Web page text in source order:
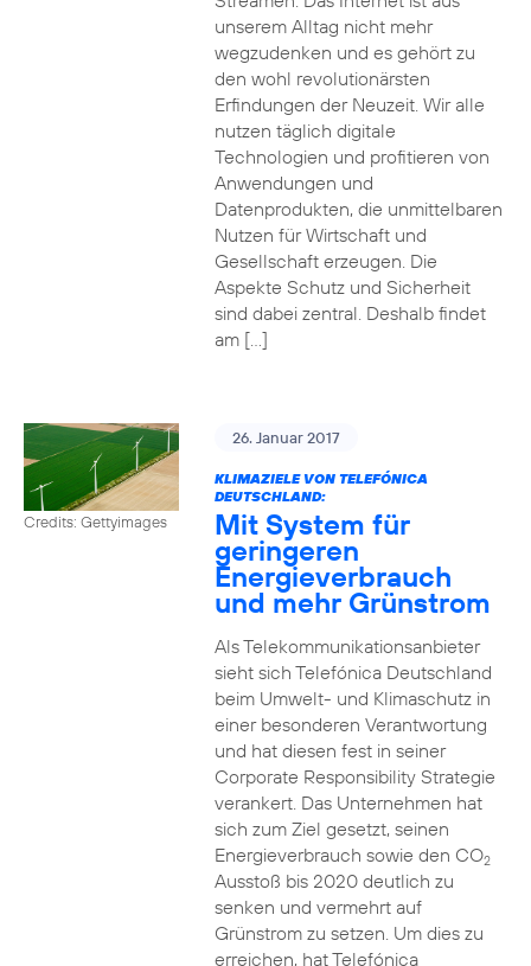
unserem Alltag nicht mehr
wegzudenken und es gehört zu
den wohl revolutionärsten
Erfindungen der Neuzeit. Wir alle
nutzen täglich digitale
Technologien und profitieren von
Anwendungen und
Datenprodukten, die unmittelbaren
Nutzen für Wirtschaft und
Gesellschaft erzeugen. Die
Aspekte Schutz und Sicherheit
sind dabei zentral. Deshalb findet
am […]
Credits: Gettyimages
26. Januar 2017
KLIMAZIELE VON TELEFÓNICA
DEUTSCHLAND:
Mit System für
geringeren
Energieverbrauch
und mehr Grünstrom
Als Telekommunikationsanbieter
sieht sich Telefónica Deutschland
beim Umwelt- und Klimaschutz in
einer besonderen Verantwortung
und hat diesen fest in seiner
Corporate Responsibility Strategie
verankert. Das Unternehmen hat
sich zum Ziel gesetzt, seinen
Energieverbrauch sowie den CO2
Ausstoß bis 2020 deutlich zu
senken und vermehrt auf
Grünstrom zu setzen. Um dies zu
erreichen, hat Telefónica